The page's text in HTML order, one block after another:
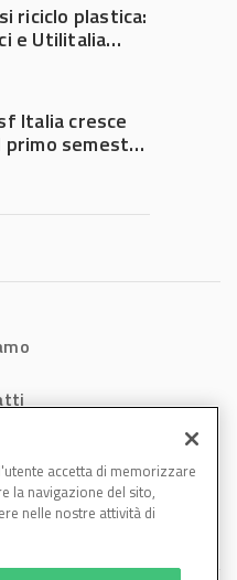
riciclo plastica:
e Utilitalia
Italia cresce
primo semestre
accetta di memorizzare
la navigazione del sito,
nelle nostre attività di